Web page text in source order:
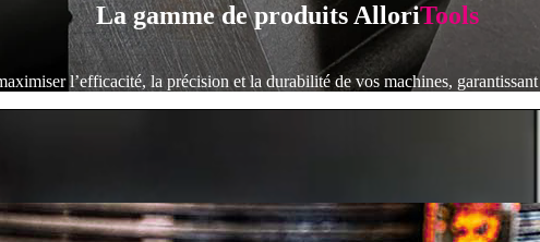
La gamme de produits AlloriTools
l’efficacité, la précision et la durabilité de vos machines,